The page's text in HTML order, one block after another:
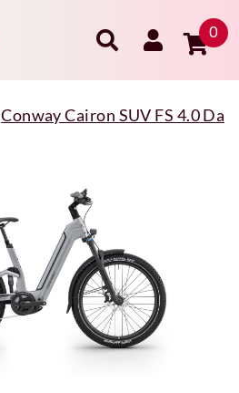
0
Conway Cairon SUV FS 4.0